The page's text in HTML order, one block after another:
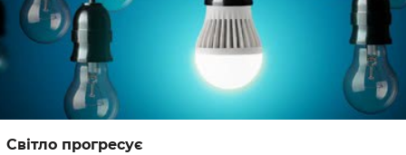
Світло прогресує